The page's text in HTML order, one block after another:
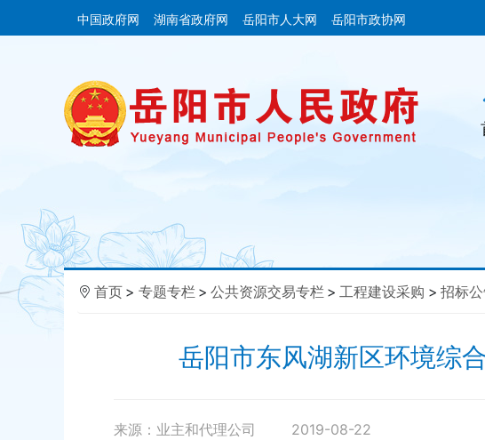
中国政府网 湖南省政府网 岳阳市人大网 岳阳市政协网
首页 > 专题专栏 > 公共资源交易专栏 > 工程建设采购 > 招标
岳阳市东风湖新区环境综
来源：业主和代理公司 2019-08-22